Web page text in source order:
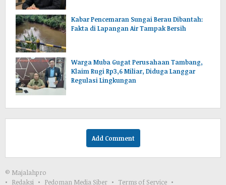
Kabar Pencemaran Sungai Berau Dibantah:
Fakta di Lapangan Air Tampak Bersih
Warga Muba Gugat Perusahaan Tambang,
Klaim Rugi Rp3,6 Miliar, Diduga Langgar
Regulasi Lingkungan
Add Comment
© Majalahpro
Redaksi
Pedoman Media Siber Terms of Service